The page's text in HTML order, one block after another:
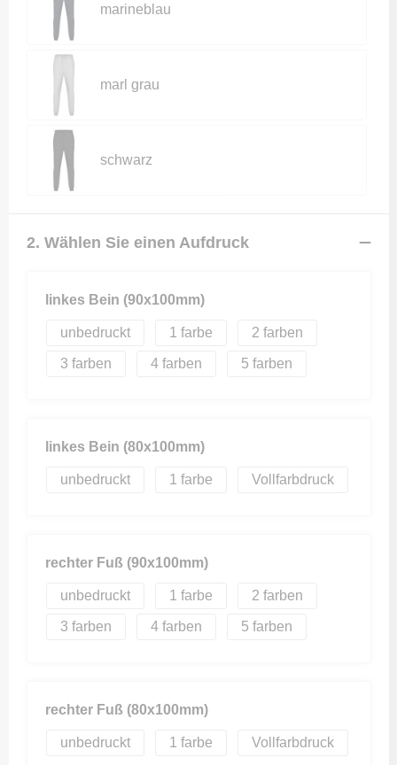
marineblau
marl grau
schwarz
2. Wählen Sie einen Aufdruck
linkes Bein (90x100mm)
unbedruckt 1 2
3 4 5
linkes Bein (80x100mm)
unbedruckt 1 Vollfarbdruck
rechter Fuß (90x100mm)
unbedruckt 1 2
3 4 5
rechter Fuß (80x100mm)
unbedruckt 1 Vollfarbdruck